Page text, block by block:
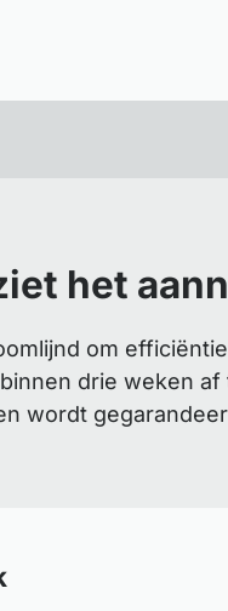
het
om
drie weken
wordt